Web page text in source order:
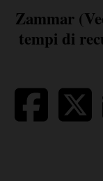
Zammar
tempi di